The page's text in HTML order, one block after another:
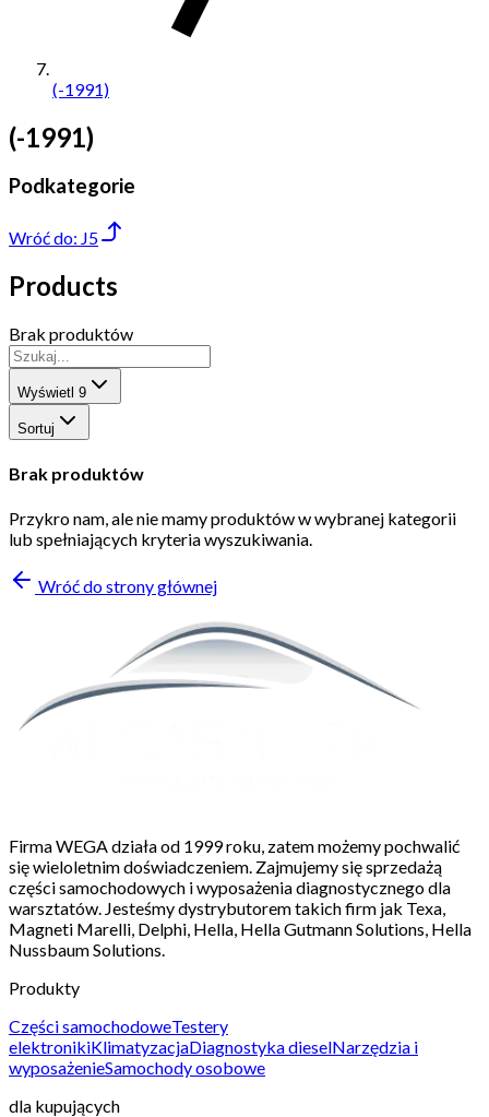
(-1991)
(-1991)
Podkategorie
Wróć do: J5
Products
Brak produktów
Wyświetl 9
Sortuj
Brak produktów
Przykro nam, ale nie mamy produktów w wybranej kategorii
lub spełniających kryteria wyszukiwania.
Wróć do strony głównej
Firma WEGA działa od 1999 roku, zatem możemy pochwalić
się wieloletnim doświadczeniem. Zajmujemy się sprzedażą
części samochodowych i wyposażenia diagnostycznego dla
warsztatów. Jesteśmy dystrybutorem takich firm jak Texa,
Magneti Marelli, Delphi, Hella, Hella Gutmann Solutions, Hella
Nussbaum Solutions.
Produkty
Części samochodoweTestery
elektronikiKlimatyzacjaDiagnostyka dieselNarzędzia i
wyposażenieSamochody osobowe
dla kupujących